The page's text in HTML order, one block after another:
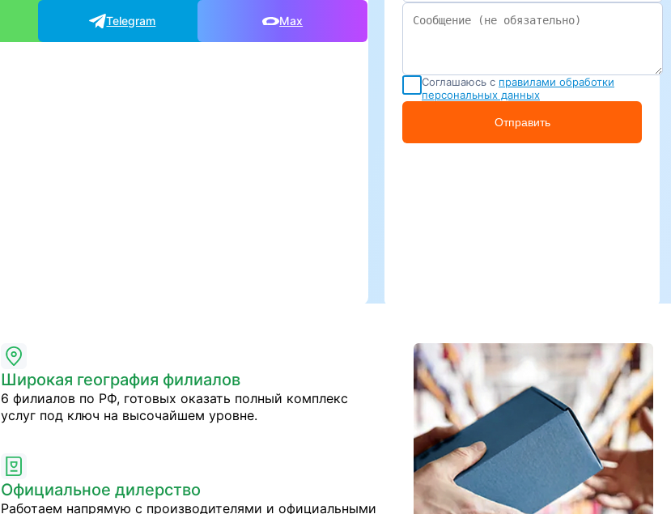
Telegram Max
Соглашаюсь с правилами обработки
персональных данных
Отправить
Широкая география филиалов
6 филиалов по РФ, готовых оказать полный комплекс
услуг под ключ на высочайшем уровне.
Официальное дилерство
Работаем напрямую с производителями и официальными